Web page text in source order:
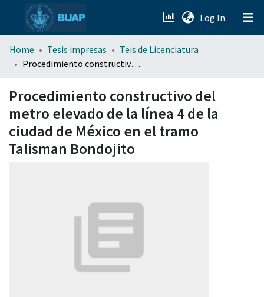
Log In (current)
menu.section.about_menu
Home Tesis impresas
Teis de Licenciatura
Procedimiento constructivo del metro elevado de la línea 4 de la ciudad de México en el tramo Talisman Bondojito
Procedimiento constructivo del
metro elevado de la línea 4 de la
ciudad de México en el tramo
Talisman Bondojito